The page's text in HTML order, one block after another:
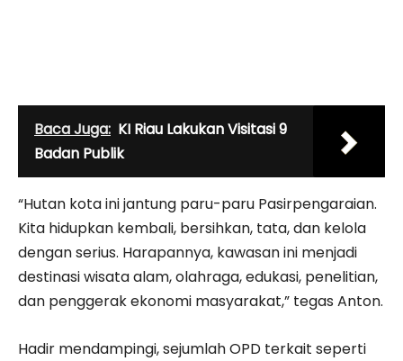
Baca Juga: KI Riau Lakukan Visitasi 9
Badan Publik
“Hutan kota ini jantung paru-paru Pasirpengaraian.
Kita hidupkan kembali, bersihkan, tata, dan kelola
dengan serius. Harapannya, kawasan ini menjadi
destinasi wisata alam, olahraga, edukasi, penelitian,
dan penggerak ekonomi masyarakat,” tegas Anton.
Hadir mendampingi, sejumlah OPD terkait seperti